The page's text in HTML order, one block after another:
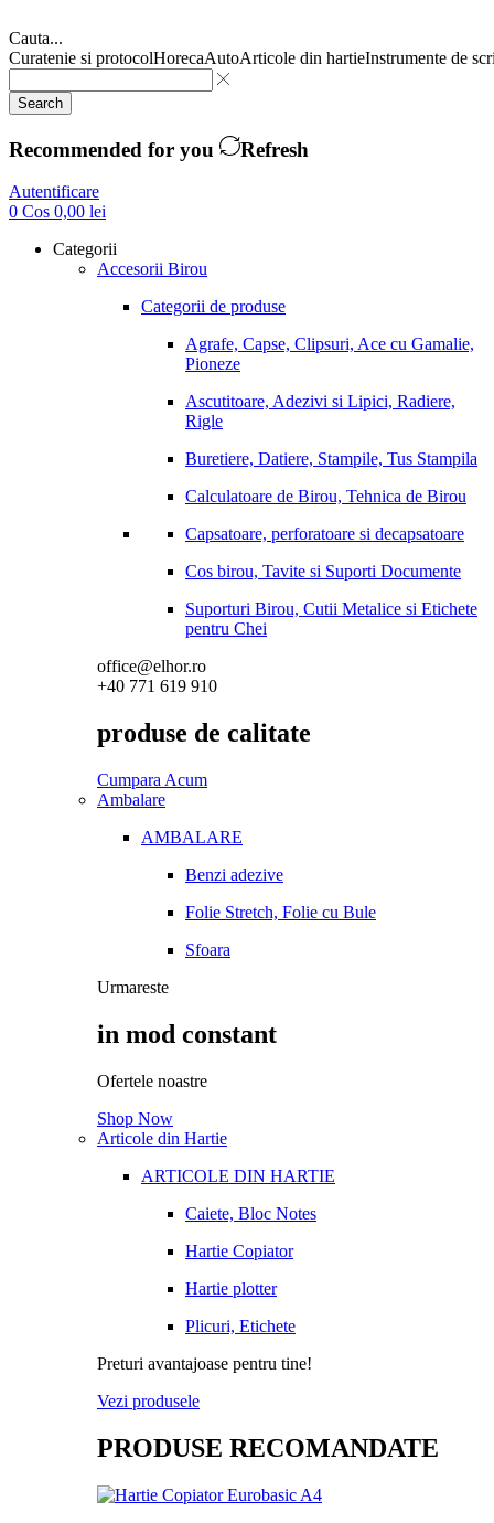
Cauta...
Curatenie si protocolHorecaAutoArticole din hartieInstrumente de
Search
Recommended for you Refresh
Autentificare
0 Cos 0,00 lei
Categorii
Accesorii Birou
Categorii de produse
Agrafe, Capse, Clipsuri, Ace cu Gamalie,
Pioneze
Ascutitoare, Adezivi si Lipici, Radiere,
Rigle
Buretiere, Datiere, Stampile, Tus Stampila
Calculatoare de Birou, Tehnica de Birou
Capsatoare, perforatoare si decapsatoare
Cos birou, Tavite si Suporti Documente
Suporturi Birou, Cutii Metalice si Etichete
pentru Chei
office@elhor.ro
+40 771 619 910
produse de calitate
Cumpara Acum
Ambalare
AMBALARE
Benzi adezive
Folie Stretch, Folie cu Bule
Sfoara
Urmareste
in mod constant
Ofertele noastre
Shop Now
Articole din Hartie
ARTICOLE DIN HARTIE
Caiete, Bloc Notes
Hartie Copiator
Hartie plotter
Plicuri, Etichete
Preturi avantajoase pentru tine!
Vezi produsele
PRODUSE RECOMANDATE